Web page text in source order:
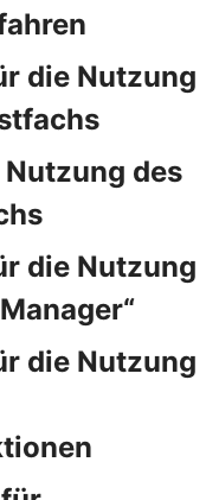
die Nutzung
des
die Nutzung
die Nutzung